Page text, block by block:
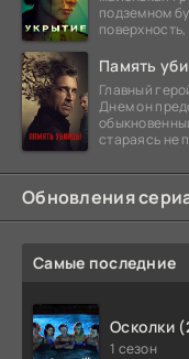
подземном
Память
Главный
Днем он
стараясь не
Обновления
Самые последние
Осколки
1 сезон